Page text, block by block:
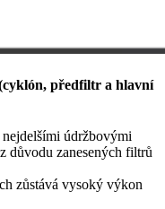
předfiltr a hlavní
údržbovými
důvodu zanesených filtrů
zůstává vysoký výkon